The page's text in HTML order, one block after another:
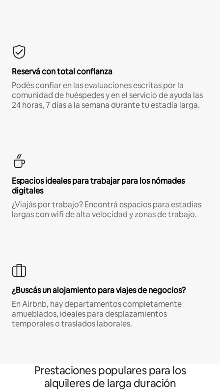
Reservá con total confianza
Podés confiar en las evaluaciones escritas por la
comunidad de huéspedes y en el servicio de ayuda las
24 horas, 7 días a la semana durante tu estadía larga.
Espacios ideales para trabajar para los nómades
digitales
¿Viajás por trabajo? Encontrá espacios para estadías
largas con wifi de alta velocidad y zonas de trabajo.
¿Buscás un alojamiento para viajes de negocios?
En Airbnb, hay departamentos completamente
amueblados, ideales para desplazamientos
temporales o traslados laborales.
Prestaciones populares para los
alquileres de larga duración